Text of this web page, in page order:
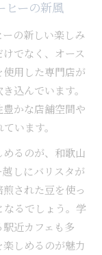
絶妙な関係
する
ニック術
トして公園へ
ニックの魅力
ピクニック
がる楽しみ方
ヒーの新風
の新しい楽しみ
でなく、オース
用した専門店が
込んでいます。
かな店舗空間や
います。
るのが、和歌山
しにバリスタが
された豆を使っ
るでしょう。学
近カフェも多
しめるのが魅力